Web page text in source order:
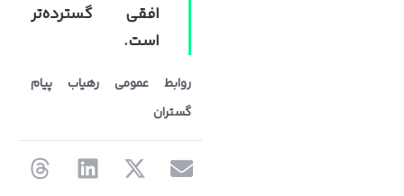
افقی گسترده‌تر
است.
روابط عمومی رهیاب پیام‌
گستران